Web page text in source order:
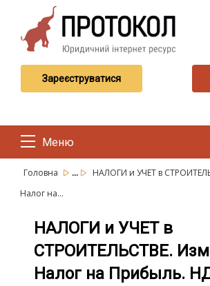
Зареєструватися
Меню
Головна ...
НАЛОГИ и УЧЕТ в
Налог на...
НАЛОГИ и УЧЕТ в
СТРОИТЕЛЬСТВЕ.
Налог на Прибыль.